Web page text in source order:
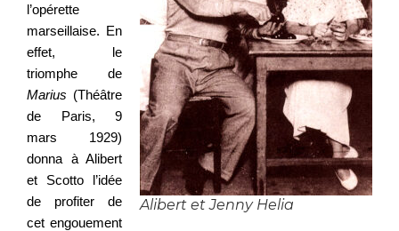
Alibert et Jenny Helia
l’opérette
marseillaise. En
effet, le
triomphe de
Marius (Théâtre
de Paris, 9
mars 1929)
donna à Alibert
et Scotto l’idée
de profiter de
cet engouement